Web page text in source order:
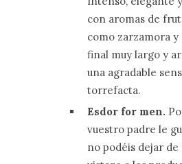
con aromas de
como zarzamora
final muy largo y
una agradable
torrefacta.
Esdor for men.
vuestro padre le
no podéis dejar de